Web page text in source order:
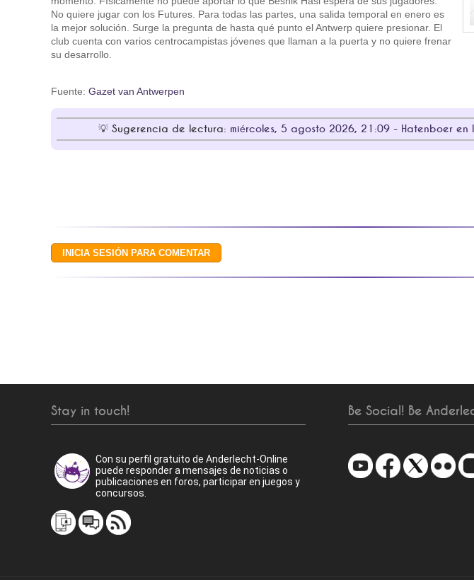
No quiere jugar con los Futures. Para todas las partes, una salida temporal en enero es
la mejor solución. Surge la pregunta de hasta qué punto el Antwerp quiere presionar. El
club cuenta con varios centrocampistas jóvenes que llaman a la puerta y no quiere frenar
su desarrollo.
Fuente: Gazet van Antwerpen
Sugerencia de lectura: miércoles, 5 agosto 2026, 21:09 - Hatenboer en
Stay in touch!
Con su perfil gratuito de Anderlecht-Online
puede responder a mensajes de noticias o
publicaciones en foros, participar en juegos y
concursos.
Be Social! Be